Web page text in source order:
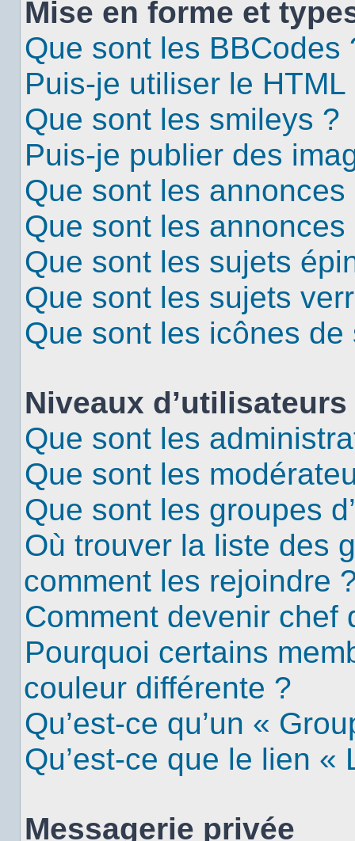
Mise en forme et
Que sont les BBCodes
Puis-je utiliser le HTML
Que sont les smileys ?
Puis-je publier des
Que sont les
Que sont les annonces
Que sont les sujets
Que sont les sujets
Que sont les icônes de
Niveaux
Que sont les
Que sont les
Que sont les groupes
Où trouver la liste des
comment les rejoindre
Comment devenir chef
Pourquoi certains
couleur différente ?
Qu’est-ce qu’un «
Qu’est-ce que le lien «
Messagerie privée